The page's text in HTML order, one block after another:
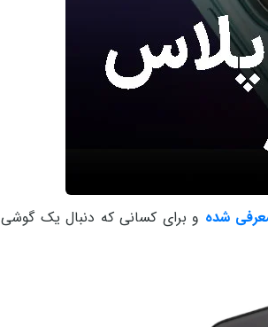
و برای کسانی که دنبال یک گوشی